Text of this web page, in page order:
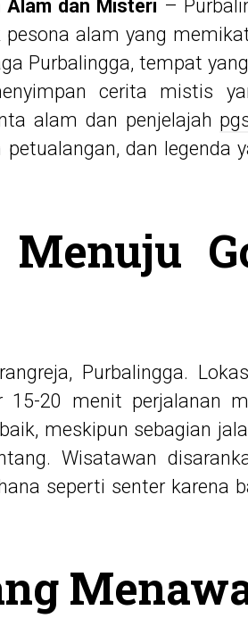
Alam dan Misteri –
alam yang
Purbalingga, tempat
cerita mistis
alam dan penjelajah
dan legenda
Purbalingga.
20 menit perjalanan
meskipun sebagian
Wisatawan
seperti senter karena